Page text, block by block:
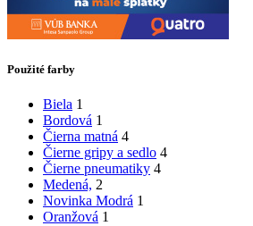
Použité farby
Biela 1
Bordová 1
Čierna matná 4
Čierne gripy a sedlo 4
Čierne pneumatiky 4
Medená, 2
Novinka Modrá 1
Oranžová 1